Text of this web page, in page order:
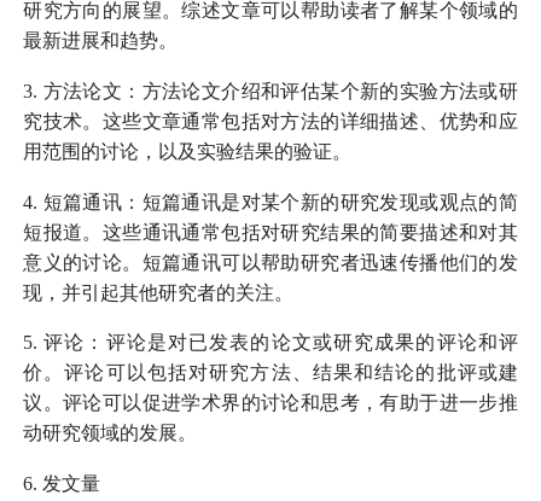
研究方向的展望。综述文章可以帮助读者了解某个领域的
最新进展和趋势。
3. 方法论文：方法论文介绍和评估某个新的实验方法或研
究技术。这些文章通常包括对方法的详细描述、优势和应
用范围的讨论，以及实验结果的验证。
4. 短篇通讯：短篇通讯是对某个新的研究发现或观点的简
短报道。这些通讯通常包括对研究结果的简要描述和对其
意义的讨论。短篇通讯可以帮助研究者迅速传播他们的发
现，并引起其他研究者的关注。
5.评论：评论是对已发表的论文或研究成果的评论和评
价。评论可以包括对研究方法、结果和结论的批评或建
议。评论可以促进学术界的讨论和思考，有助于进一步推
动研究领域的发展。
6. 发文量